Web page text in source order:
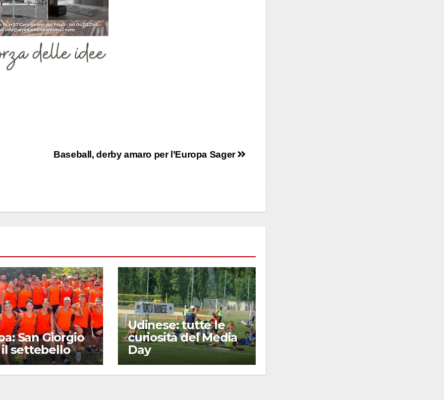
Baseball, derby amaro per l’Europa Sager
San Giorgio
il settebello
Udinese: tutte le
curiosità del Media
Day